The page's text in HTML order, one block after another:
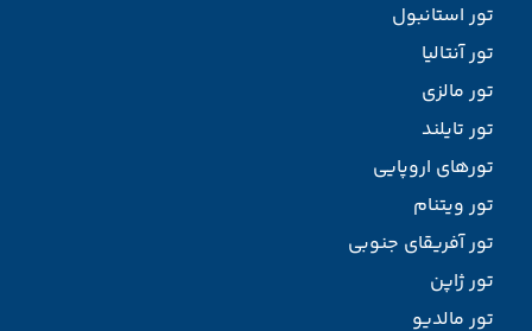
تور استانبول
تور آنتالیا
تور مالزی
تور تایلند
تورهای اروپایی
تور ویتنام
تور آفریقای جنوبی
تور ژاپن
تور مالدیو